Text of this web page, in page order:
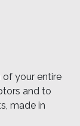
your entire
and to
made in